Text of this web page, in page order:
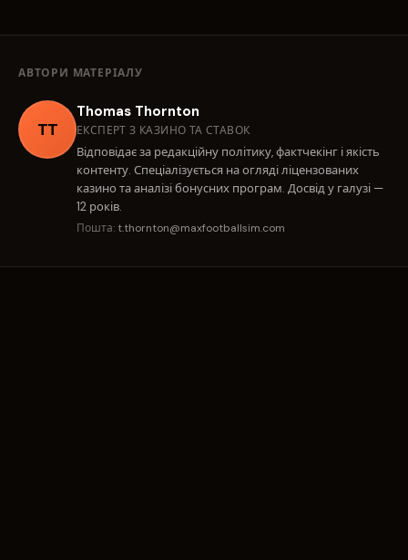
АВТОРИ МАТЕРІАЛУ
TT
Thomas Thornton
ЕКСПЕРТ З КАЗИНО ТА СТАВОК
Відповідає за редакційну політику, фактчекінг і якість
контенту. Спеціалізується на огляді ліцензованих
казино та аналізі бонусних програм. Досвід у галузі —
12 років.
Пошта: t.thornton@maxfootballsim.com